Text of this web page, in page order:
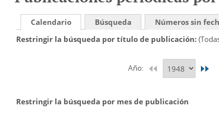
Calendario Búsqueda
Números sin
Restringir la búsqueda por título de publicación
Año:
Restringir la búsqueda por mes de publicación